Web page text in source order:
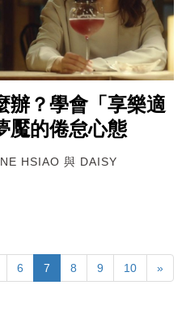
辦？學會「享樂適
魘的倦怠心態
HSIAO 與 DAISY
6 7 8 9 10 »